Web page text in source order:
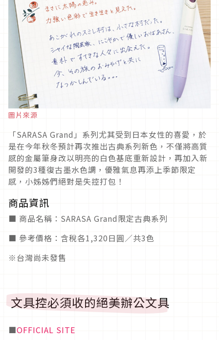
圖片來源
「SARASA Grand」系列尤其受到日本女性的喜愛，於
是在今年秋冬預計再次推出古典系列新色，不僅將高質
感的金屬筆身改以明亮的白色基底重新設計，再加入新
開發的3種復古墨水色調，優雅氣息再添上季節限定
感，小姊姊們絕對是失控打包！
商品資訊
■ 商品名稱：SARASA Grand限定古典系列
■ 參考價格：含稅各1,320日圓／共3色
※台灣尚未發售
文具控必須收的絕美辦公文具
■OFFICIAL SITE